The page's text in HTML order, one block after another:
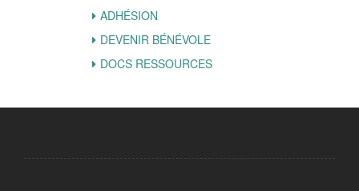
ADHÉSION
DEVENIR BÉNÉVOLE
DOCS RESSOURCES